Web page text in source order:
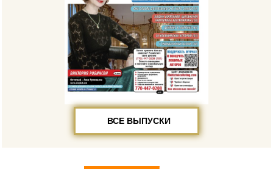
ВСЕ ВЫПУСКИ